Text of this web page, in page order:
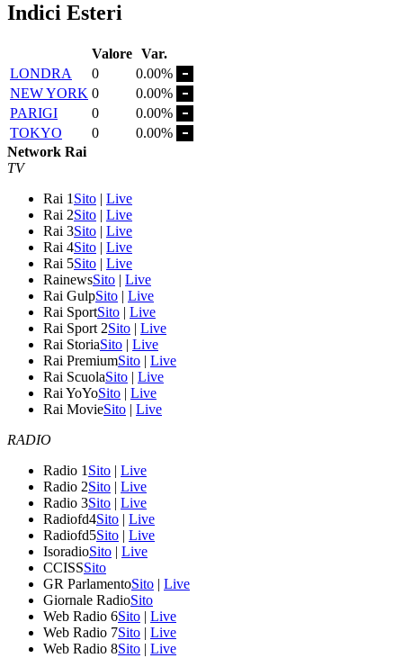
Indici Esteri
Valore Var.
LONDRA
0
0.00%
NEW YORK 0
0.00%
PARIGI
0
0.00%
TOKYO
0
0.00%
Network Rai
TV
Rai 1 Sito | Live
Rai 2Sito | Live
Rai 3Sito | Live
Rai 4Sito | Live
Rai 5Sito | Live
RainewsSito | Live
Rai GulpSito | Live
Rai SportSito | Live
Rai Sport 2Sito | Live
Rai StoriaSito | Live
Rai PremiumSito | Live
Rai ScuolaSito | Live
Rai YoYoSito | Live
Rai MovieSito | Live
RADIO
Radio 1 Sito | Live
Radio 2Sito | Live
Radio 3Sito | Live
Radiofd4Sito | Live
Radiofd5Sito | Live
IsoradioSito | Live
CCISSSito
GR ParlamentoSito | Live
Giornale RadioSito
Web Radio 6Sito | Live
Web Radio 7Sito | Live
Web Radio 8Sito | Live